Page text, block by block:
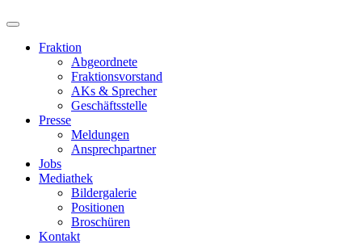
Fraktion
Abgeordnete
Fraktions­vorstand
AKs & Sprecher
Geschäftsstelle
Presse
Meldungen
Ansprechpartner
Jobs
Mediathek
Bildergalerie
Positionen
Broschüren
Kontakt